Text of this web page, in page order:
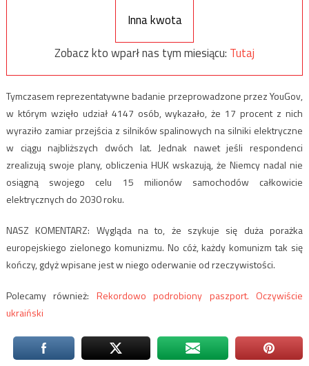
Inna kwota
Zobacz kto wparł nas tym miesiącu: Tutaj
Tymczasem reprezentatywne badanie przeprowadzone przez YouGov,
w którym wzięło udział 4147 osób, wykazało, że 17 procent z nich
wyraziło zamiar przejścia z silników spalinowych na silniki elektryczne
w ciągu najbliższych dwóch lat. Jednak nawet jeśli respondenci
zrealizują swoje plany, obliczenia HUK wskazują, że Niemcy nadal nie
osiągną swojego celu 15 milionów samochodów całkowicie
elektrycznych do 2030 roku.
NASZ KOMENTARZ: Wygląda na to, że szykuje się duża porażka
europejskiego zielonego komunizmu. No cóż, każdy komunizm tak się
kończy, gdyż wpisane jest w niego oderwanie od rzeczywistości.
Polecamy również: Rekordowo podrobiony paszport. Oczywiście
ukraiński